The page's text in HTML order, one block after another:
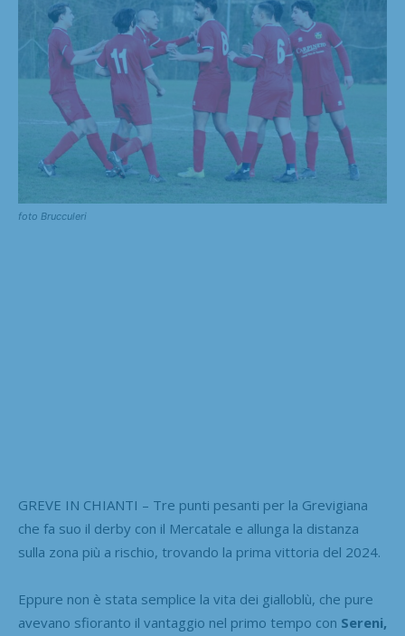
foto Brucculeri
GREVE IN CHIANTI – Tre punti pesanti per la Grevigiana
che fa suo il derby con il Mercatale e allunga la distanza
sulla zona più a rischio, trovando la prima vittoria del 2024.
Eppure non è stata semplice la vita dei gialloblù, che pure
avevano sfioranto il vantaggio nel primo tempo con Sereni,